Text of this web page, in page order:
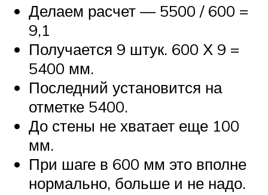
Делаем расчет — 5500 / 600 =
9,1
Получается 9 штук. 600 Х 9 =
5400 мм.
Последний установится на
отметке 5400.
До стены не хватает еще 100
мм.
При шаге в 600 мм это вполне
нормально, больше и не надо.